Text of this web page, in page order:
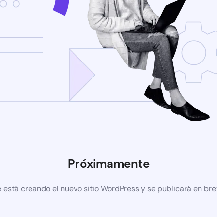
Próximamente
está creando el nuevo sitio WordPress y se publicará en